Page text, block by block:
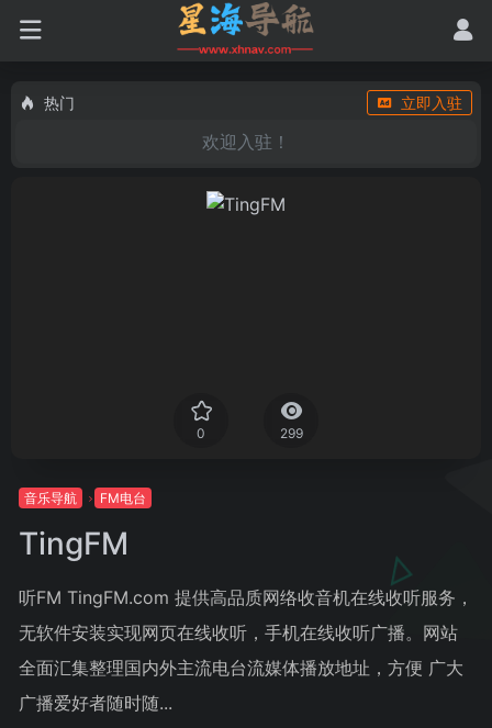
热门 立即入驻
欢迎入驻！
0 299
音乐导航 FM电台
TingFM
听FM TingFM.com 提供高品质网络收音机在线收听服务，
无软件安装实现网页在线收听，手机在线收听广播。网站
全面汇集整理国内外主流电台流媒体播放地址，方便 广大
广播爱好者随时随...